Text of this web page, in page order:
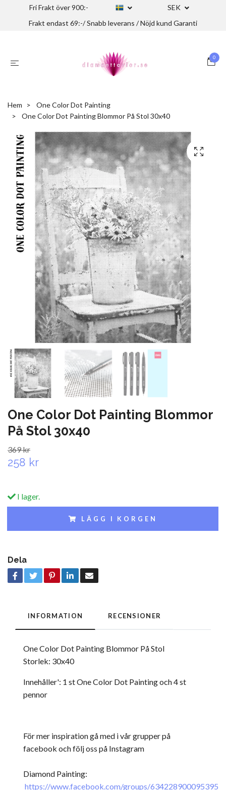
Fri Frakt över 900:-
SEK
Frakt endast 69:-/ Snabb leverans / Nöjd kund Garanti
0
Hem
One Color Dot Painting
One Color Dot Painting Blommor På Stol 30x40
One Color Dot Painting Blommor
På Stol 30x40
369 kr
258 kr
I lager.
LÄGG I KORGEN
Dela
INFORMATION RECENSIONER
One Color Dot Painting Blommor På Stol
Storlek: 30x40
Innehåller': 1 st One Color Dot Painting och 4 st
pennor
För mer inspiration gå med i vår grupper på
facebook och följ oss på Instagram
Diamond Painting:
https://www.facebook.com/groups/634228900095395